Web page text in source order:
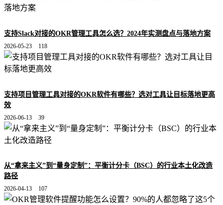
支持Slack对接的OKR管理工具怎么选？2024年实测盘点与落地方案
2026-05-23 118
支持项目管理工具对接的OKR软件有哪些？选对工具让目标落地更高
效
2026-06-13 39
从“拿来主义”到“量身定制”：平衡计分卡（BSC）的行业本土化改造
路径
2026-04-13 107